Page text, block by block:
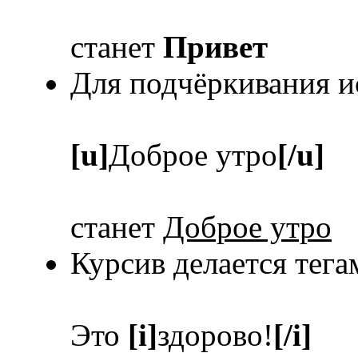
станет Привет
Для подчёркивания
[u]Доброе утро[/u]
станет Доброе утро
Курсив делается
Это [i]здорово![/i]